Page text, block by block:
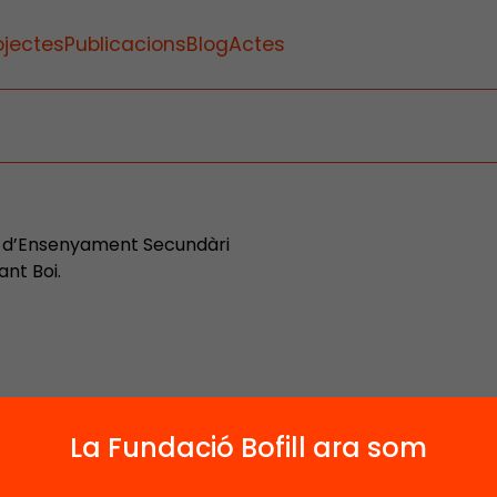
PublicacionsBlogActes
Secundàri
Boi.
La Fundació Bofill ara som